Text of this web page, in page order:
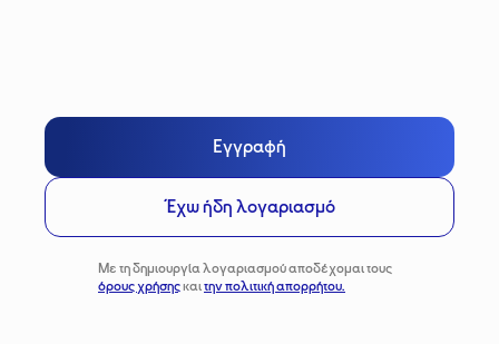
Εγγραφή
Έχω ήδη λογαριασμό
Με τη δημιουργία λογαριασμού αποδέχομαι τους
όρους χρήσηςκαιτην πολιτική απορρήτου.